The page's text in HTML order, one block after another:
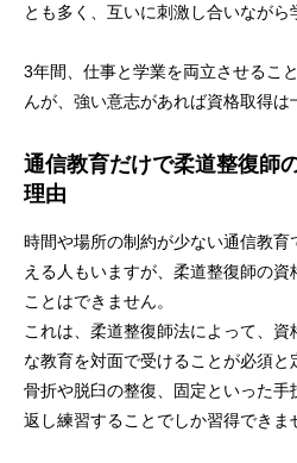
とも多く、互いに刺激し合いながら
3年間、仕事と学業を両立させるこ
んが、強い意志があれば資格取得は
通信教育だけで柔道整復師
理由
時間や場所の制約が少ない通信教
える人もいますが、柔道整復師の
ことはできません。
これは、柔道整復師法によって、
な教育を対面で受けることが必須と
骨折や脱臼の整復、固定といった手
返し練習することでしか習得できま